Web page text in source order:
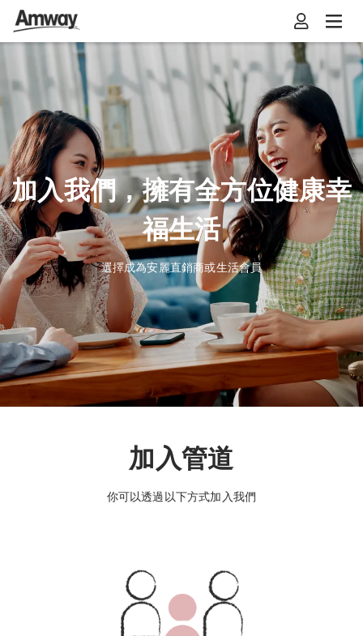
加入我們，擁有全方位健康幸
福生活
選擇成為安麗直銷商或生活會員
加入管道
你可以透過以下方式加入我們